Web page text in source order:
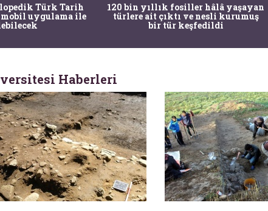
Türk Tarih
mobil uygulama ile
120 bin yıllık fosiller hâlâ yaşayan
türlere ait çıktı ve nesli kurumuş
bir tür keşfedildi
Haberleri